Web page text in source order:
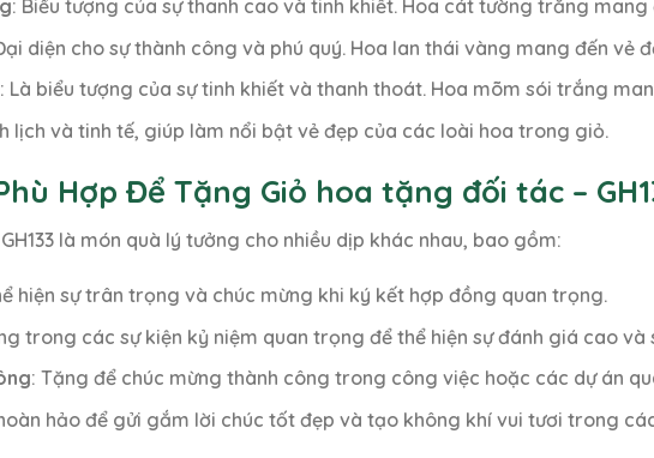
: Biểu tượng của sự thanh cao và tinh khiết. Hoa cát tường trắng
diện cho sự thành công và phú quý. Hoa lan thái vàng mang đến vẻ
: Là biểu tượng của sự tinh khiết và thanh thoát. Hoa mõm sói trắng
lịch và tinh tế, giúp làm nổi bật vẻ đẹp của các loài hoa trong giỏ.
Hợp Để Tặng Giỏ hoa tặng đối tác –
là món quà lý tưởng cho nhiều dịp khác nhau, bao gồm:
hiện sự trân trọng và chúc mừng khi ký kết hợp đồng quan trọng.
trong các sự kiện kỷ niệm quan trọng để thể hiện sự đánh giá cao và
: Tặng để chúc mừng thành công trong công việc hoặc các dự án
hảo để gửi gắm lời chúc tốt đẹp và tạo không khí vui tươi trong